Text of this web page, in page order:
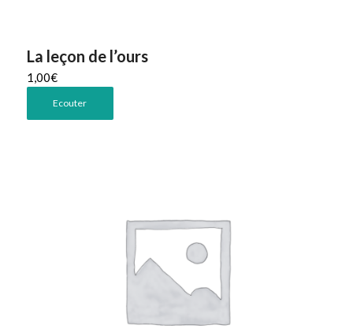
La leçon de l’ours
1,00€
Ecouter